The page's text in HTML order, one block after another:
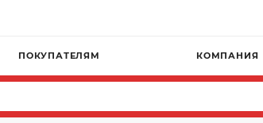
ПОКУПАТЕЛЯМ КОМПАНИЯ